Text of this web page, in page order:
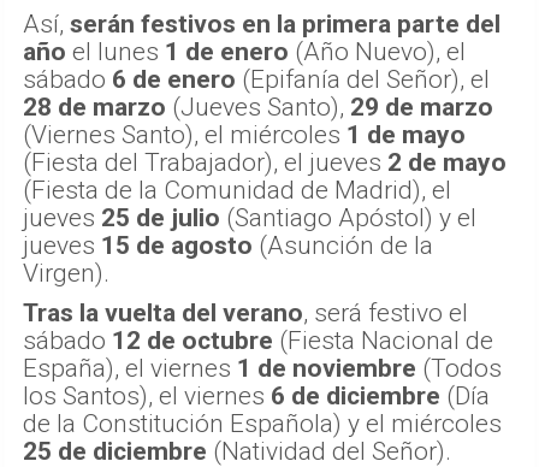
Así, serán festivos en la primera parte del
año el lunes 1 de enero (Año Nuevo), el
sábado 6 de enero (Epifanía del Señor), el
28 de marzo (Jueves Santo), 29 de marzo
(Viernes Santo), el miércoles 1 de mayo
(Fiesta del Trabajador), el jueves 2 de mayo
(Fiesta de la Comunidad de Madrid), el
jueves 25 de julio (Santiago Apóstol) y el
jueves 15 de agosto (Asunción de la
Virgen).
Tras la vuelta del verano, será festivo el
sábado 12 de octubre (Fiesta Nacional de
España), el viernes 1 de noviembre (Todos
los Santos), el viernes 6 de diciembre (Día
de la Constitución Española) y el miércoles
25 de diciembre (Natividad del Señor).